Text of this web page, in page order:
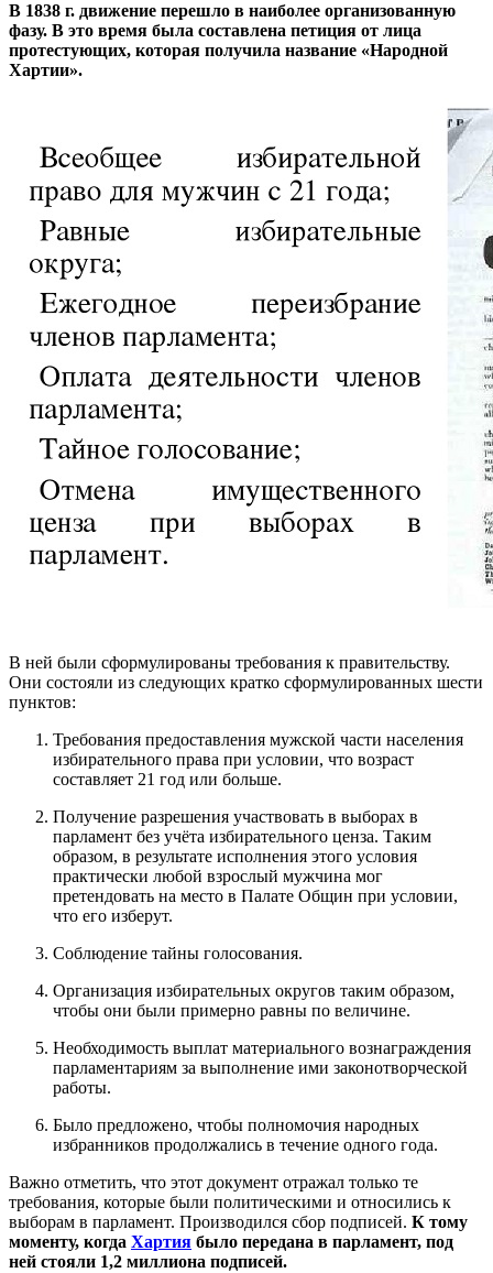
В 1838 г. движение перешло в наиболее организованную
фазу. В это время была составлена петиция от лица
протестующих, которая получила название «Народной
Хартии».
В ней были сформулированы требования к правительству.
Они состояли из следующих кратко сформулированных шести
пунктов:
Требования предоставления мужской части населения
избирательного права при условии, что возраст
составляет 21 год или больше.
Получение разрешения участвовать в выборах в
парламент без учёта избирательного ценза. Таким
образом, в результате исполнения этого условия
практически любой взрослый мужчина мог
претендовать на место в Палате Общин при условии,
что его изберут.
Соблюдение тайны голосования.
Организация избирательных округов таким образом,
чтобы они были примерно равны по величине.
Необходимость выплат материального вознаграждения
парламентариям за выполнение ими законотворческой
работы.
Было предложено, чтобы полномочия народных
избранников продолжались в течение одного года.
Важно отметить, что этот документ отражал только те
требования, которые были политическими и относились к
выборам в парламент. Производился сбор подписей. К тому
моменту, когда Хартия было передана в парламент, под
ней стояли 1,2 миллиона подписей.